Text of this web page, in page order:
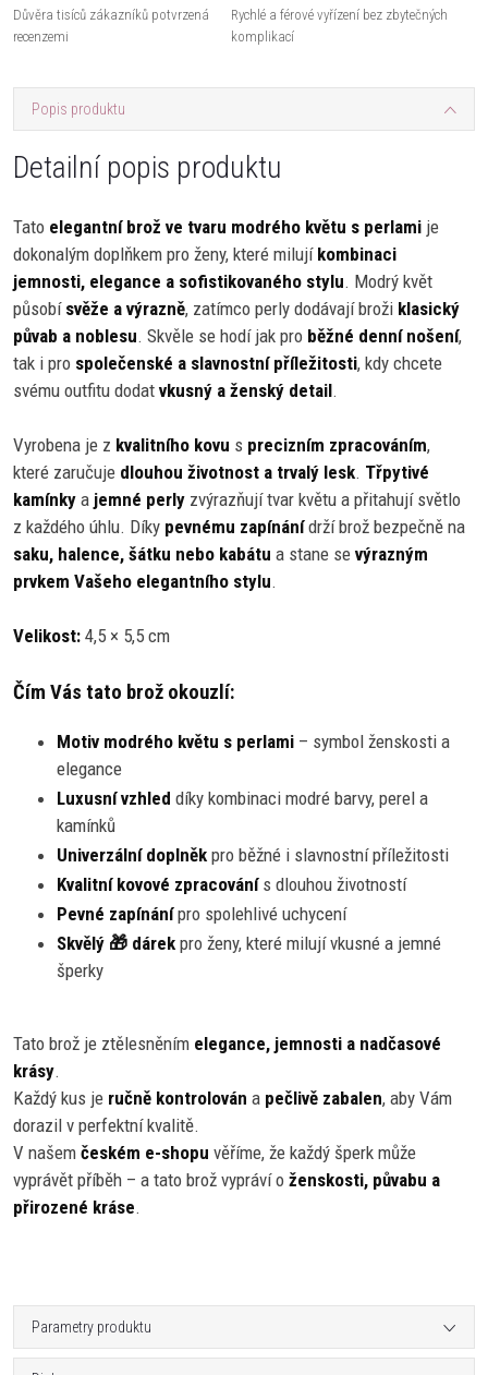
Důvěra tisíců zákazníků potvrzená
recenzemi
Rychlé a férové vyřízení bez zbytečných
komplikací
Popis produktu
Detailní popis produktu
Tato elegantní brož ve tvaru modrého květu s perlami je
dokonalým doplňkem pro ženy, které milují kombinaci
jemnosti, elegance a sofistikovaného stylu. Modrý květ
působí svěže a výrazně, zatímco perly dodávají broži klasický
půvab a noblesu. Skvěle se hodí jak pro běžné denní nošení,
tak i pro společenské a slavnostní příležitosti, kdy chcete
svému outfitu dodat vkusný a ženský detail.
Vyrobena je z kvalitního kovu s precizním zpracováním,
které zaručuje dlouhou životnost a trvalý lesk. Třpytivé
kamínky a jemné perly zvýrazňují tvar květu a přitahují světlo
z každého úhlu. Díky pevnému zapínánídrží brož bezpečně na
saku, halence, šátku nebo kabátu a stane se výrazným
prvkem Vašeho elegantního stylu.
Velikost: 4,5 × 5,5 cm
Čím Vás tato brož okouzlí:
Motiv modrého květu s perlami – symbol ženskosti a
elegance
Luxusní vzhled díky kombinaci modré barvy, perel a
kamínků
Univerzální doplněk pro běžné i slavnostní příležitosti
Kvalitní kovové zpracovánís dlouhou životností
Pevné zapínánípro spolehlivé uchycení
Skvělý 🎁 dárek pro ženy, které milují vkusné a jemné
šperky
Tato brož je ztělesněním elegance, jemnosti a nadčasové
krásy.
Každý kus je ručně kontrolován a pečlivě zabalen, aby Vám
dorazil v perfektní kvalitě.
V našem českém e-shopu věříme, že každý šperk může
vyprávět příběh – a tato brož vypráví o ženskosti, půvabu a
přirozené kráse.
Parametry produktu